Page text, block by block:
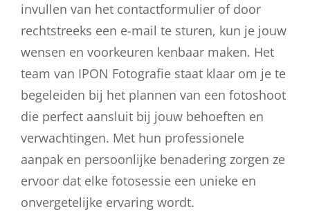
invullen van het contactformulier of door
rechtstreeks een e-mail te sturen, kun je jouw
wensen en voorkeuren kenbaar maken. Het
team van IPON Fotografie staat klaar om je te
begeleiden bij het plannen van een fotoshoot
die perfect aansluit bij jouw behoeften en
verwachtingen. Met hun professionele
aanpak en persoonlijke benadering zorgen ze
ervoor dat elke fotosessie een unieke en
onvergetelijke ervaring wordt.